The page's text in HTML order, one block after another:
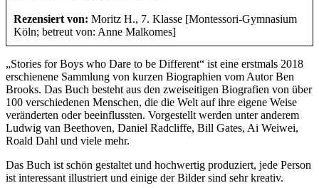
Rezensiert von: Moritz H., 7. Klasse [Montessori-Gymnasium
Köln; betreut von: Anne Malkomes]
„Stories for Boys who Dare to be Different“ ist eine erstmals 2018
erschienene Sammlung von kurzen Biographien vom Autor Ben
Brooks. Das Buch besteht aus den zweiseitigen Biografien von über
100 verschiedenen Menschen, die die Welt auf ihre eigene Weise
veränderten oder beeinflussten. Vorgestellt werden unter anderem
Ludwig van Beethoven, Daniel Radcliffe, Bill Gates, Ai Weiwei,
Roald Dahl und viele mehr.
Das Buch ist schön gestaltet und hochwertig produziert, jede Person
ist interessant illustriert und einige der Bilder sind sehr kreativ.